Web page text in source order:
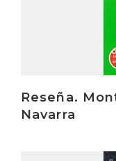
Reseña.
Navarra